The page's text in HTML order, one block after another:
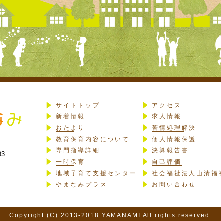
サイトトップ
新着情報
おたより
教育保育内容について
専門指導詳細
一時保育
地域子育て支援センター
やまなみプラス
アクセス
求人情報
苦情処理解決
個人情報保護
決算報告書
自己評価
社会福祉法人山清福
お問い合わせ
Copyright (C) 2013-2018 YAMANAMI All rights reserved.